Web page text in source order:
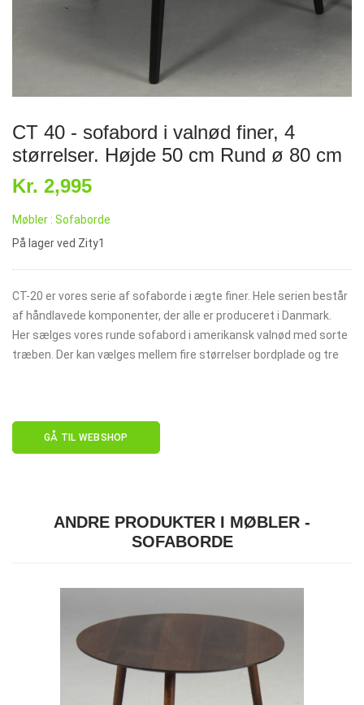
CT 40 - sofabord i valnød finer, 4
størrelser. Højde 50 cm Rund ø 80 cm
Kr. 2,995
Møbler : Sofaborde
På lager ved Zity1
CT-20 er vores serie af sofaborde i ægte finer. Hele serien består
af håndlavede komponenter, der alle er produceret i Danmark.
Her sælges vores runde sofabord i amerikansk valnød med sorte
træben. Der kan vælges mellem fire størrelser bordplade og tre
GÅ TIL WEBSHOP
ANDRE PRODUKTER I MØBLER -
SOFABORDE